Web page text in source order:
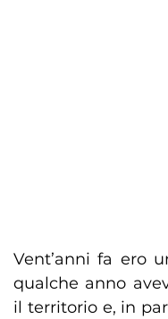
Vent’anni fa ero
qualche anno
il territorio e, in